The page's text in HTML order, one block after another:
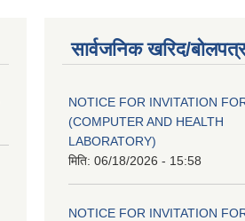
सार्वजनिक खरिद/
NOTICE FOR INVITATION
(COMPUTER AND HEALTH
LABORATORY)
मिति: 06/18/2026 - 15:58
NOTICE FOR INVITATION